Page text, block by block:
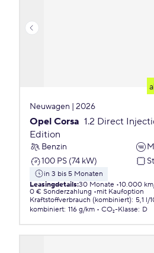
Neuwagen | 2026
Opel Corsa 1.2 Direct
Edition
Benzin
100 PS (74 kW)
in 3 bis 5 Monaten
Leasingdetails:30 Monate 10.000
0 € Sonderzahlung
mit Kaufoption
Kraftstoffverbrauch (kombiniert): 5,1 l/
kombiniert: 116 g/km CO₂-Klasse: D